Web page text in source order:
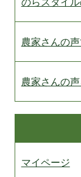
農家さんの
農家さんの
マイページ